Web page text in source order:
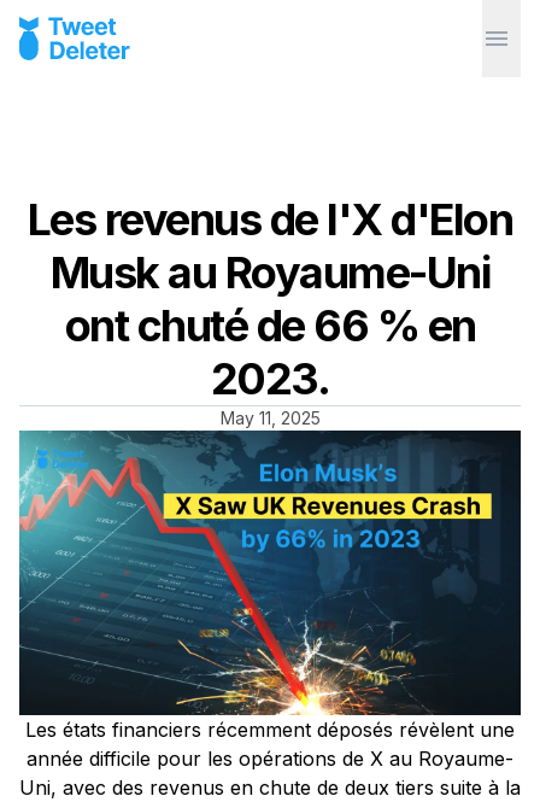
Les revenus de l'X d'Elon
Musk au Royaume-Uni
ont chuté de 66 % en
2023.
May 11, 2025
Les états financiers récemment déposés révèlent une
année difficile pour les opérations de X au Royaume-
Uni, avec des revenus en chute de deux tiers suite à la